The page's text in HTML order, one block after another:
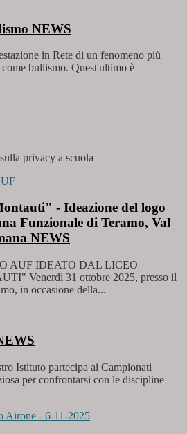
NEWS
in Rete di un fenomeno più
bullismo. Quest'ultimo è
privacy a scuola
- Ideazione del logo
Funzionale di Teramo, Val
NEWS
AUF IDEATO DAL LICEO
Venerdì 31 ottobre 2025, presso il
in occasione della...
Istituto partecipa ai Campionati
per confrontarsi con le discipline